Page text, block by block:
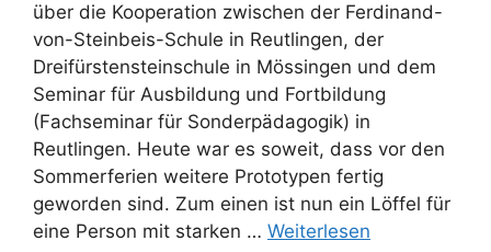
über die Kooperation zwischen der Ferdinand-
von-Steinbeis-Schule in Reutlingen, der
Dreifürstensteinschule in Mössingen und dem
Seminar für Ausbildung und Fortbildung
(Fachseminar für Sonderpädagogik) in
Reutlingen. Heute war es soweit, dass vor den
Sommerferien weitere Prototypen fertig
geworden sind. Zum einen ist nun ein Löffel für
eine Person mit starken … Weiterlesen